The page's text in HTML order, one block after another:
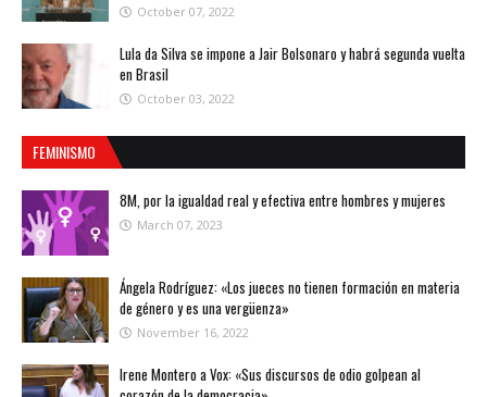
October 07, 2022
Lula da Silva se impone a Jair Bolsonaro y habrá segunda vuelta
en Brasil
October 03, 2022
FEMINISMO
8M, por la igualdad real y efectiva entre hombres y mujeres
March 07, 2023
Ángela Rodríguez: «Los jueces no tienen formación en materia
de género y es una vergüenza»
November 16, 2022
Irene Montero a Vox: «Sus discursos de odio golpean al